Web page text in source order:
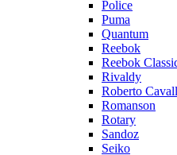
Police
Puma
Quantum
Reebok
Reebok
Rivaldy
Roberto
Romanson
Rotary
Sandoz
Seiko